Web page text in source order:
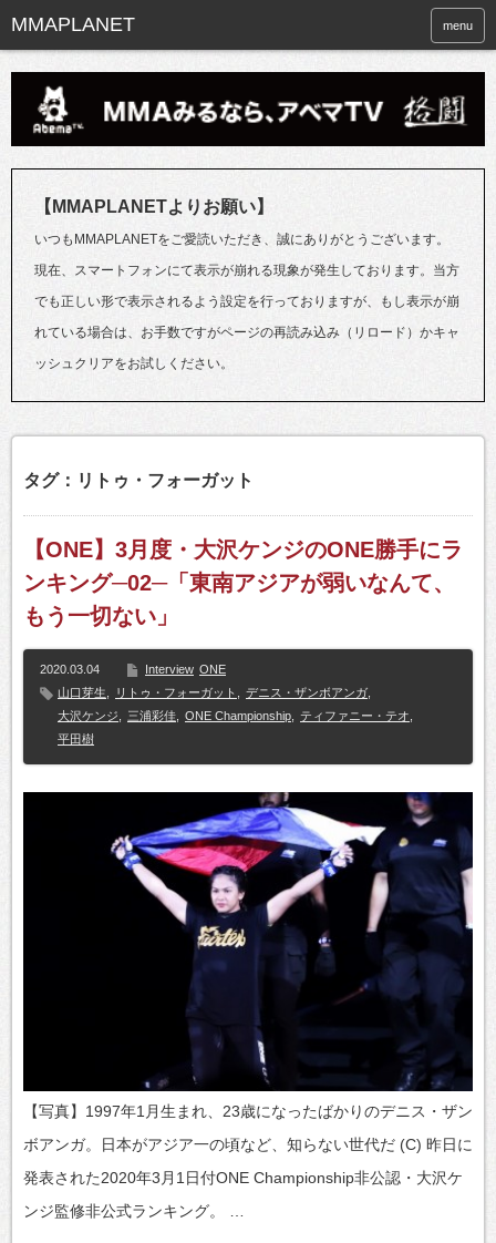
menu
【MMAPLANETよりお願い】
いつもMMAPLANETをご愛読いただき、誠にありがとうございます。
現在、スマートフォンにて表示が崩れる現象が発生しております。当方
でも正しい形で表示されるよう設定を行っておりますが、もし表示が崩
れている場合は、お手数ですがページの再読み込み（リロード）かキャ
ッシュクリアをお試しください。
タグ：リトゥ・フォーガット
【ONE】3月度・大沢ケンジのONE勝手にラ
ンキング─02─「東南アジアが弱いなんて、
もう一切ない」
2020.03.04 Interview ONE
山口芽生
リトゥ・フォーガット デニス・ザンボアンガ
大沢ケンジ
三浦彩佳 ONE Championship ティファニー・テオ
平田樹
【写真】1997年1月生まれ、23歳になったばかりのデニス・ザン
ボアンガ。日本がアジア一の頃など、知らない世代だ (C) 昨日に
発表された2020年3月1日付ONE Championship非公認・大沢ケ
ンジ監修非公式ランキング。 …